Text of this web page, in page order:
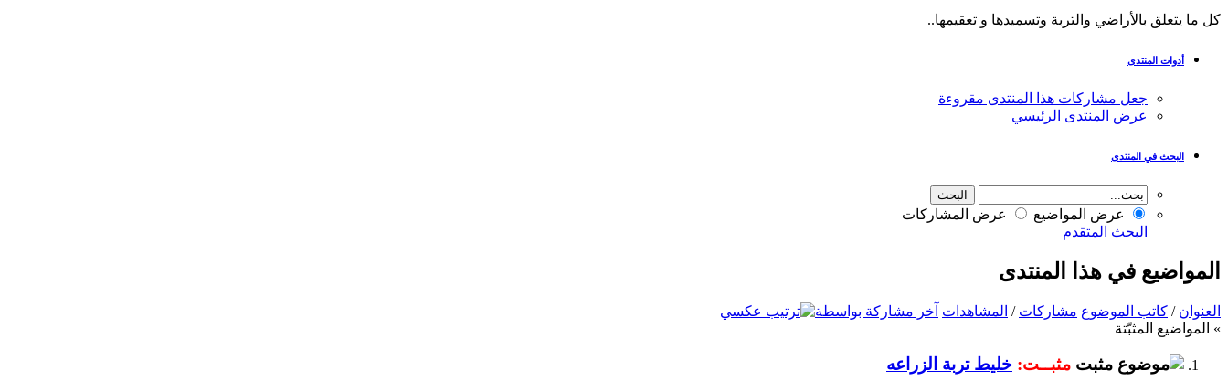
كل ما يتعلق بالأراضي والتربة وتسميدها و تعقيمها..
أدوات المنتدى
جعل مشاركات هذا المنتدى مقروءة
عرض المنتدى الرئيسي
البحث في المنتدى
عرض المواضيع
عرض المشاركات
البحث المتقدم
المواضيع في هذا المنتدى
العنوان / كاتب الموضوع مشاركات / المشاهدات آخر مشاركة بواسطة
» المواضيع المثبّتة
مثبــت: خليط تربة الزراعه